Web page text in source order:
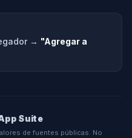
→ "Agregar a
Suite
de fuentes públicas. No